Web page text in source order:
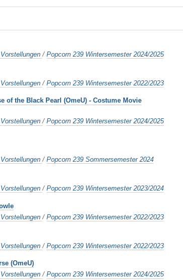
Vorstellungen/Popcorn 239 Wintersemester 2024/2025
Vorstellungen/Popcorn 239 Wintersemester 2022/2023
of the Black Pearl (OmeU) - Costume Movie
Vorstellungen/Popcorn 239 Wintersemester 2024/2025
Vorstellungen/Popcorn 239 Sommersemester 2024
Vorstellungen/Popcorn 239 Wintersemester 2023/2024
Vorstellungen/Popcorn 239 Wintersemester 2022/2023
Vorstellungen/Popcorn 239 Wintersemester 2022/2023
(OmeU)
Vorstellungen/Popcorn 239 Wintersemester 2024/2025